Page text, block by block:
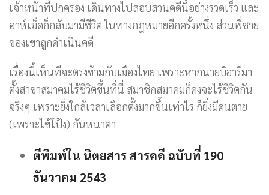
เจ้าหน้าที่ปกครอง เดินทางไปสอบสวนคดีนี้อย่างรวดเร็ว และ
อาห์เม็ดก็กลับมามีชีวิต ในทางกฎหมายอีกครั้งหนึ่ง ส่วนพี่ชาย
ของเขาถูกดำเนินคดี
เรื่องนี้เห็นทีจะตรงข้ามกับเมืองไทย เพราะหากนายบิฮารีมา
ตั้งสาขาสมาคมไร้ชีวิตขึ้นที่นี่ สมาชิกสมาคมก็คงจะไร้ชีวิตกัน
จริงๆ เพราะยิ่งใกล้เวลาเลือกตั้งมากขึ้นเท่าไร ก็ยิ่งมีคนตาย
(เพราะไข้โป้ง) กันหนาตา
ตีพิมพ์ใน นิตยสาร สารคดี ฉบับที่ 190
ธันวาคม 2543